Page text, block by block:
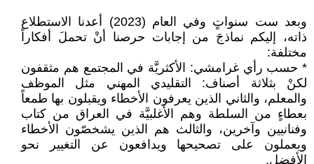
وبعد ست سنواتٍ وفي العام (2023) أعدنا الاستطلاع
ذاته، إليكم نماذجَ من إجابات حرصنا أنْ تحملَ أفكاراً
مختلفة:
* حسب رأي غرامشي: الأكثريَّة في المجتمع هم مثقفون
لكنْ بثلاثة أصناف: التقليدي المهني مثل الموظف
والمعلم، والثاني الذين يعرفون الأخطاء ويقبلون بها طمعاً
بعطاءٍ من السلطة وهم الأغلبيَّة في العراق من كتاب
وفنانيين وآخرين، والثالث هم الذين يشخصّون الأخطاء
ويعملون على تصحيحها ويدافعون عن التغيير نحو
الأفضل.